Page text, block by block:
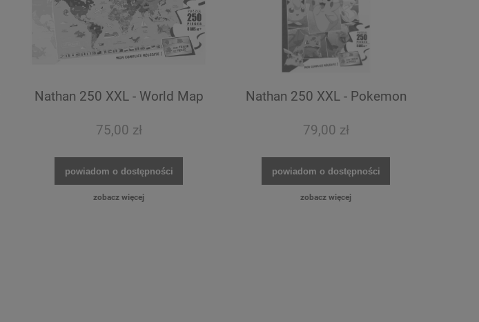
Nathan 250 XXL - World Map
75,00 zł
powiadom o dostępności
zobacz więcej
Nathan 250 XXL - Pokemon
79,00 zł
powiadom o dostępności
zobacz więcej